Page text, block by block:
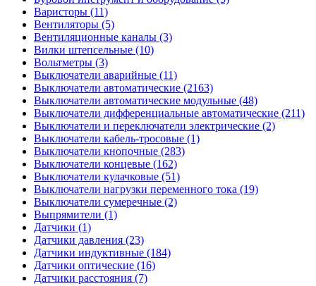
Варисторы (11)
Вентиляторы (5)
Вентиляционные каналы (3)
Вилки штепсельные (10)
Вольтметры (3)
Выключатели аварийные (11)
Выключатели автоматические (2163)
Выключатели автоматические модульные (48)
Выключатели дифференциальные автоматические (211)
Выключатели и переключатели электрические (2)
Выключатели кабель-тросовые (1)
Выключатели кнопочные (283)
Выключатели концевые (162)
Выключатели кулачковые (51)
Выключатели нагрузки переменного тока (19)
Выключатели сумеречные (2)
Выпрямители (1)
Датчики (1)
Датчики давления (23)
Датчики индуктивные (184)
Датчики оптические (16)
Датчики расстояния (7)